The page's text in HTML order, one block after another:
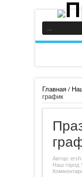
Главная/
график
Автор:
Наш город